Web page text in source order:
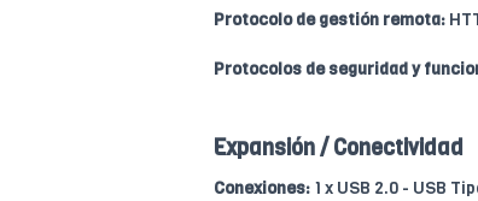
Protocolo de gestión remota:
Protocolos de seguridad y
Expansión / Conectividad
Conexiones: 1 x USB 2.0 - USB